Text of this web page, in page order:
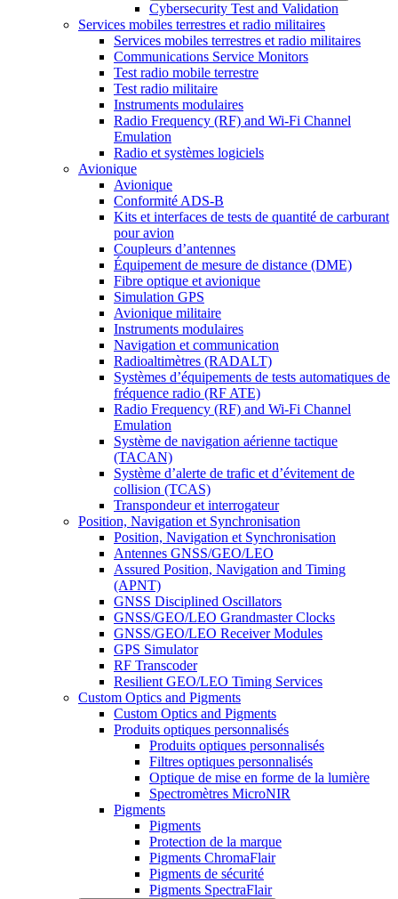
Cybersecurity Test and Validation
Services mobiles terrestres et radio militaires
Services mobiles terrestres et radio militaires
Communications Service Monitors
Test radio mobile terrestre
Test radio militaire
Instruments modulaires
Radio Frequency (RF) and Wi-Fi Channel
Emulation
Radio et systèmes logiciels
Avionique
Avionique
Conformité ADS-B
Kits et interfaces de tests de quantité de carburant
pour avion
Coupleurs d’antennes
Équipement de mesure de distance (DME)
Fibre optique et avionique
Simulation GPS
Avionique militaire
Instruments modulaires
Navigation et communication
Radioaltimètres (RADALT)
Systèmes d’équipements de tests automatiques de
fréquence radio (RF ATE)
Radio Frequency (RF) and Wi-Fi Channel
Emulation
Système de navigation aérienne tactique
(TACAN)
Système d’alerte de trafic et d’évitement de
collision (TCAS)
Transpondeur et interrogateur
Position, Navigation et Synchronisation
Position, Navigation et Synchronisation
Antennes GNSS/GEO/LEO
Assured Position, Navigation and Timing
(APNT)
GNSS Disciplined Oscillators
GNSS/GEO/LEO Grandmaster Clocks
GNSS/GEO/LEO Receiver Modules
GPS Simulator
RF Transcoder
Resilient GEO/LEO Timing Services
Custom Optics and Pigments
Custom Optics and Pigments
Produits optiques personnalisés
Produits optiques personnalisés
Filtres optiques personnalisés
Optique de mise en forme de la lumière
Spectromètres MicroNIR
Pigments
Pigments
Protection de la marque
Pigments ChromaFlair
Pigments de sécurité
Pigments SpectraFlair